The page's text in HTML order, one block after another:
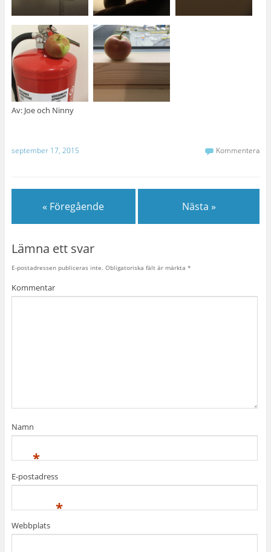
Av: Joe och Ninny
september 17, 2015 Kommentera
« Föregående Nästa »
Lämna ett svar
E-postadressen publiceras inte. Obligatoriska fält är märkta *
Kommentar
Namn
*
E-postadress
*
Webbplats